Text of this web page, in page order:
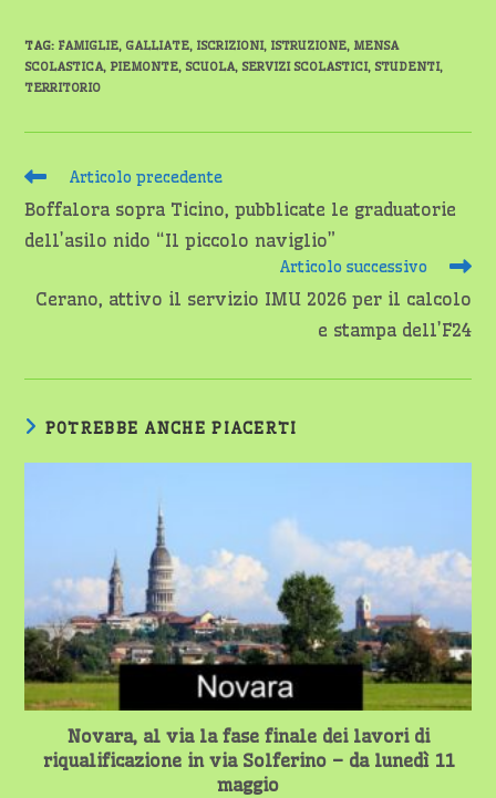
TAG: FAMIGLIE, GALLIATE, ISCRIZIONI, ISTRUZIONE, MENSA
SCOLASTICA, PIEMONTE, SCUOLA, SERVIZI SCOLASTICI, STUDENTI,
TERRITORIO
Leggi
articoli
Articolo precedente
Boffalora sopra Ticino, pubblicate le graduatorie
dell’asilo nido “Il piccolo naviglio”
Articolo successivo
Cerano, attivo il servizio IMU 2026 per il calcolo
e stampa dell’F24
POTREBBE ANCHE PIACERTI
Novara, al via la fase finale dei lavori di
riqualificazione in via Solferino – da lunedì 11
maggio